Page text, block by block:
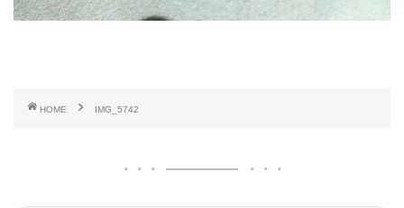
HOME IMG_5742